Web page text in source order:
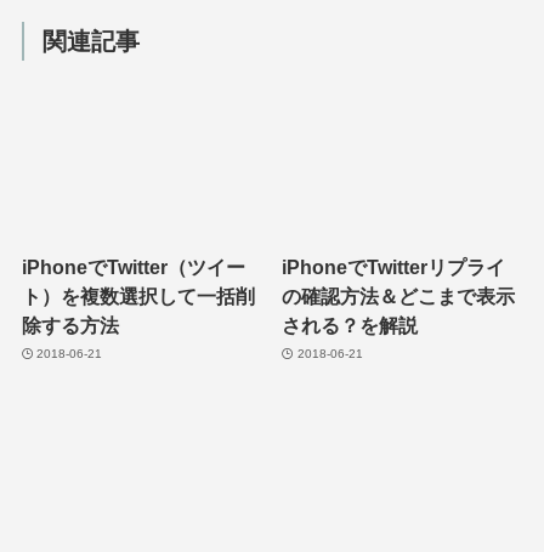
関連記事
iPhoneでTwitter（ツイー
ト）を複数選択して一括削
除する方法
2018-06-21
iPhoneでTwitterリプライ
の確認方法＆どこまで表示
される？を解説
2018-06-21